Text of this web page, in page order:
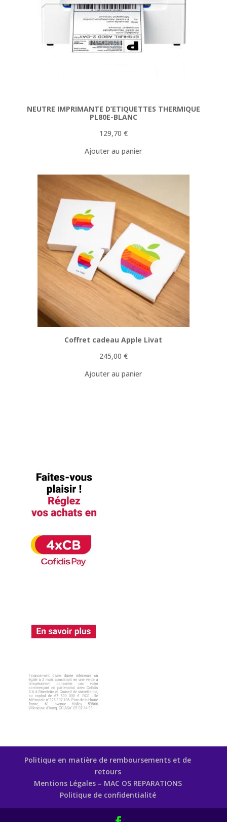
NEUTRE IMPRIMANTE D’ETIQUETTES THERMIQUE
PL80E-BLANC
129,70 €
Ajouter au panier
Coffret cadeau Apple Livat
245,00 €
Ajouter au panier
Politique en matière de remboursements et de
retours
Mentions Légales – MAC OS REPARATIONS
Politique de confidentialité